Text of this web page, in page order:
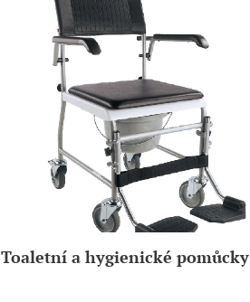
Toaletní a hygienické pomůcky